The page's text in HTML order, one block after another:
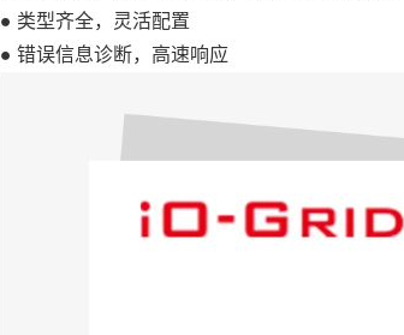
● 类型齐全，灵活配置
● 错误信息诊断，高速响应